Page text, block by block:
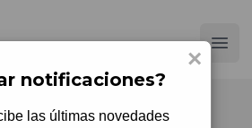
×
notificaciones?
las últimas novedades